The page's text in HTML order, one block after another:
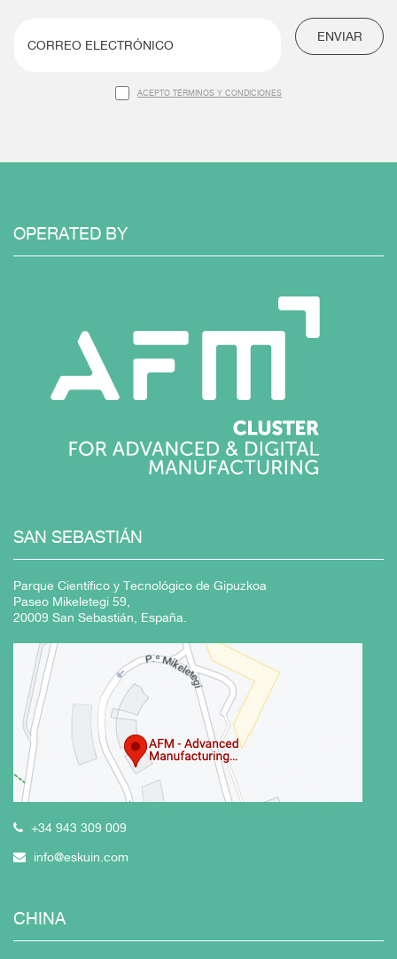
ENVIAR
ACEPTO TÉRMINOS Y CONDICIONES
OPERATED BY
SAN SEBASTIÁN
Parque Científico y Tecnológico de Gipuzkoa
Paseo Mikeletegi 59,
20009 San Sebastián, España.
+34 943 309 009
info@eskuin.com
CHINA